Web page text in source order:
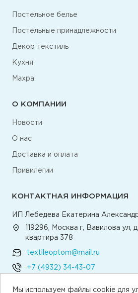
Мы используем файлы cookie для
Постельное белье
Постельные принадлежности
Декор текстиль
Кухня
Махра
О КОМПАНИИ
Новости
О нас
Доставка и оплата
Привилегии
КОНТАКТНАЯ ИНФОРМАЦИЯ
ИП Лебедева Екатерина
119296, Москва г, Вавилова ул,
квартира 378
textileoptom@mail.ru
+7 (4932) 34-43-07